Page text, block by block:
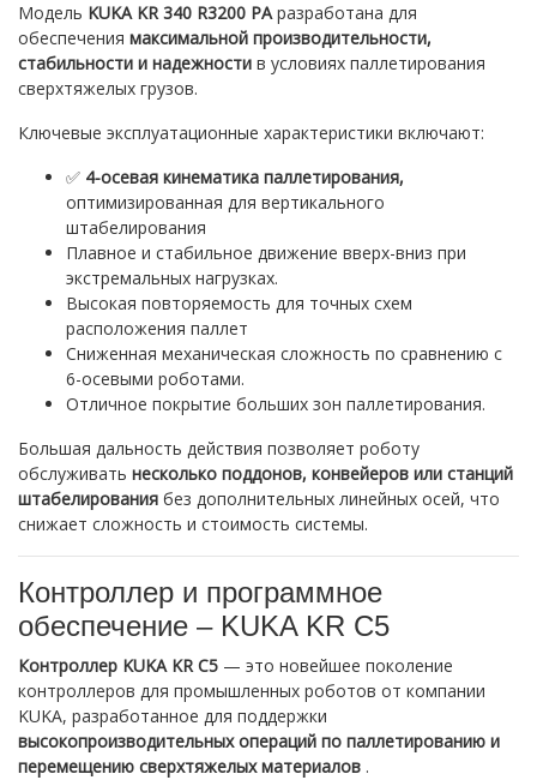
Модель KUKA KR 340 R3200 PAразработана для
обеспечения максимальной производительности,
стабильности и надежности в условиях паллетирования
сверхтяжелых грузов.
Ключевые эксплуатационные характеристики включают:
✅ 4-осевая кинематика паллетирования,
оптимизированная для вертикального
штабелирования
Плавное и стабильное движение вверх-вниз при
экстремальных нагрузках.
Высокая повторяемость для точных схем
расположения паллет
Сниженная механическая сложность по сравнению с
6-осевыми роботами.
Отличное покрытие больших зон паллетирования.
Большая дальность действия позволяет роботу
обслуживать несколько поддонов, конвейеров или станций
штабелирования без дополнительных линейных осей, что
снижает сложность и стоимость системы.
Контроллер и программное
обеспечение – KUKA KR C5
Контроллер KUKA KR C5 — это новейшее поколение
контроллеров для промышленных роботов от компании
KUKA, разработанное для поддержки
высокопроизводительных операций по паллетированию и
перемещению сверхтяжелых материалов .